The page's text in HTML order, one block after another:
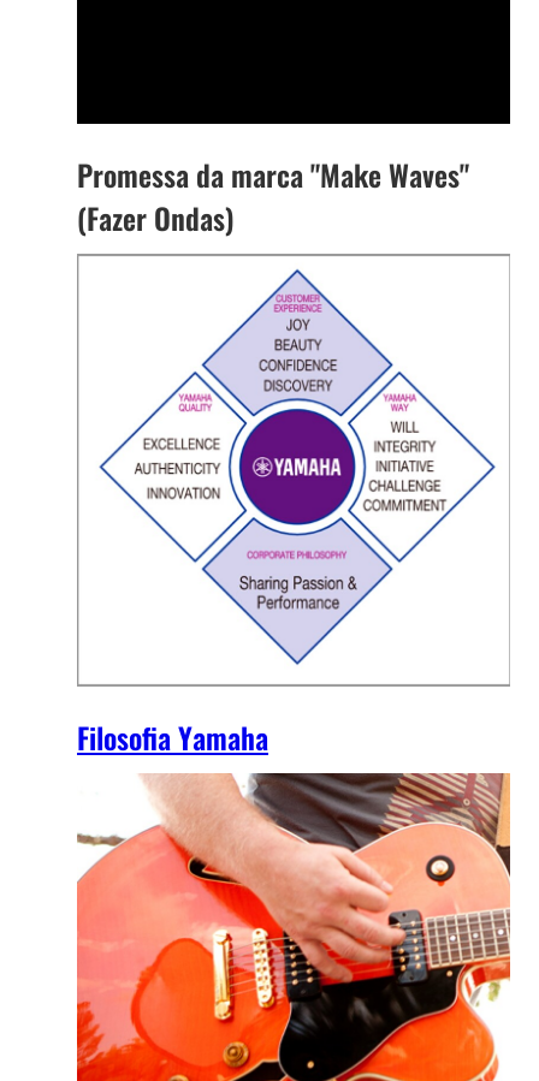
Promessa da marca "Make Waves"
(Fazer Ondas)
Filosofia Yamaha